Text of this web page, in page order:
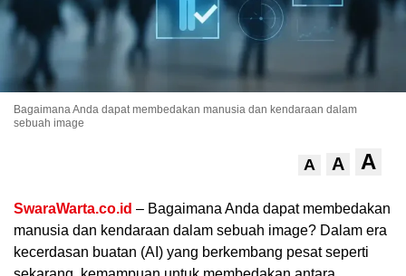
Bagaimana Anda dapat membedakan manusia dan kendaraan dalam
sebuah image
A A A
SwaraWarta.co.id – Bagaimana Anda dapat membedakan
manusia dan kendaraan dalam sebuah image? Dalam era
kecerdasan buatan (AI) yang berkembang pesat seperti